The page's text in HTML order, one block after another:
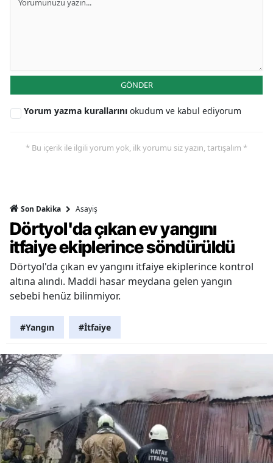
GÖNDER
Yorum yazma kurallarını okudum ve kabul ediyorum
* Bu içerik ile ilgili yorum yok, ilk yorumu siz yazın, tartışalım *
Son Dakika Asayiş
Dörtyol'da çıkan ev yangını
itfaiye ekiplerince söndürüldü
Dörtyol'da çıkan ev yangını itfaiye ekiplerince kontrol
altına alındı. Maddi hasar meydana gelen yangın
sebebi henüz bilinmiyor.
#Yangın #İtfaiye